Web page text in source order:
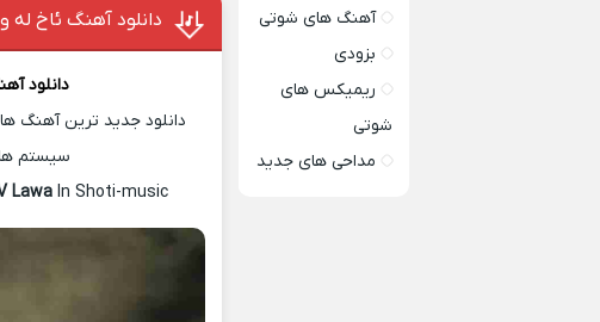
دانلود آهنگ ئاخ له
دانلود
دانلود جدید ترین آهنگ
سیستم
LawaIn Shoti-music
آهنگ های شوتی
بزودی
ریمیکس های
شوتی
مداحی های جدید